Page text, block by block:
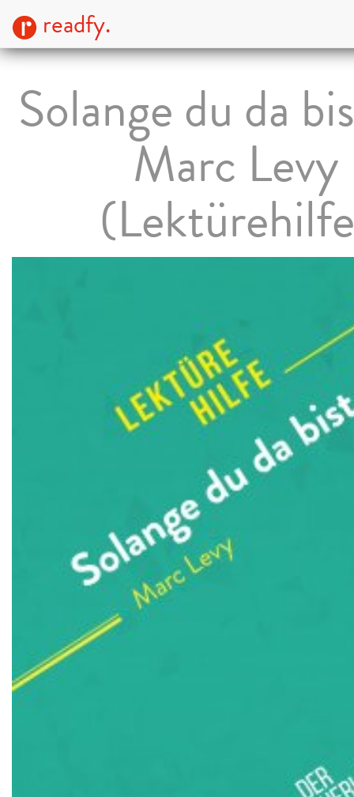
readfy.
Solange du da
Marc Levy